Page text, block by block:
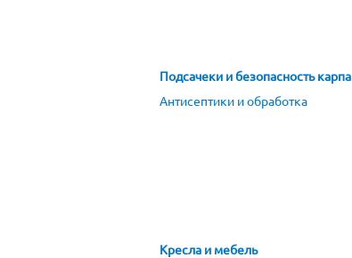
Подсачеки и безопасность карпа
Антисептики и обработка
Кресла и мебель